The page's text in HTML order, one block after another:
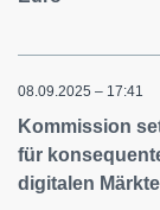
08.09.2025 – 17:41
Kommission
für
digitalen